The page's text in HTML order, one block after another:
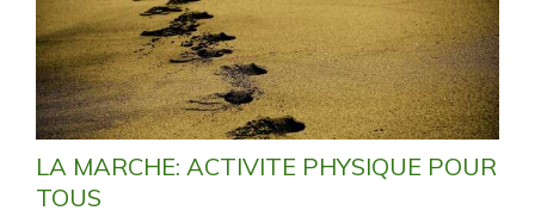
LA MARCHE: ACTIVITE PHYSIQUE POUR
TOUS